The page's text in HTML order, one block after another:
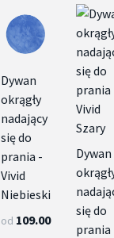
Dywan
okrągły
nadający
się do
prania -
Vivid
Niebieski
od 109.00
Dywan
się do
prania